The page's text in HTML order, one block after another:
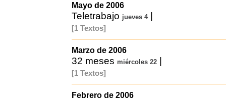
Mayo de 2006
Teletrabajo jueves 4|
[1 Textos]
Marzo de 2006
32 meses miércoles 22
[1 Textos]
Febrero de 2006